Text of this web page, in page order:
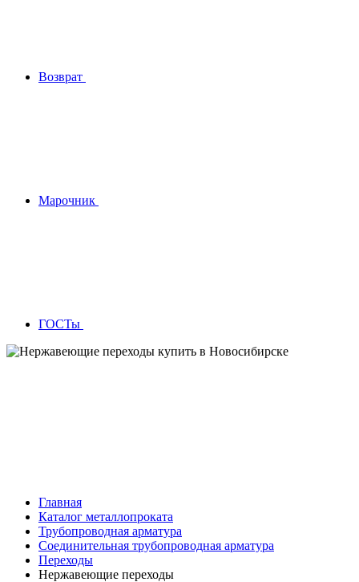
Возврат
Марочник
ГОСТы
Главная
Каталог металлопроката
Трубопроводная арматура
Соединительная трубопроводная арматура
Переходы
Нержавеющие переходы